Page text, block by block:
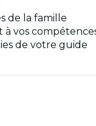
de la famille
à vos
de votre guide